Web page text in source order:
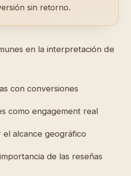
sin retorno.
en la interpretación de
con conversiones
como engagement real
alcance geográfico
de las reseñas